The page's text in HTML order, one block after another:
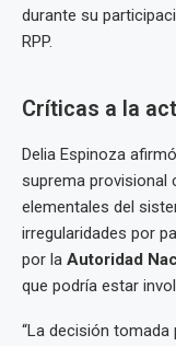
durante su
RPP.
Críticas a la
Delia Espinoza
suprema provisional
elementales del
irregularidades por
por la Autoridad
que podría estar
“La decisión tomada